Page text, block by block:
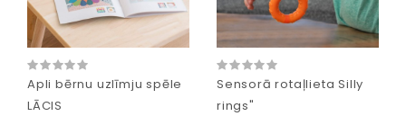
Apli bērnu uzlīmju spēle
LĀCIS
Sensorā rotaļlieta Silly
rings"